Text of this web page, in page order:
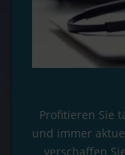
Profitieren Sie
und immer
verschaffen